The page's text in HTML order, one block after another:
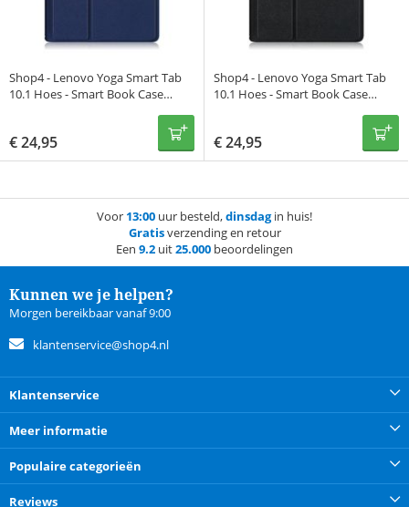
Shop4 - Lenovo Yoga Smart Tab
10.1 Hoes - Smart Book Case
€24,95
Shop4 - Lenovo Yoga Smart Tab
10.1 Hoes - Smart Book Case
€24,95
Voor 13:00 uur besteld,dinsdagin huis!
Gratisverzending en retour
Een 9.2 uit25.000 beoordelingen
Kunnen we je helpen?
Morgen bereikbaar vanaf 9:00
klantenservice@shop4.nl
Klantenservice
Meer informatie
Populaire categorieën
Reviews